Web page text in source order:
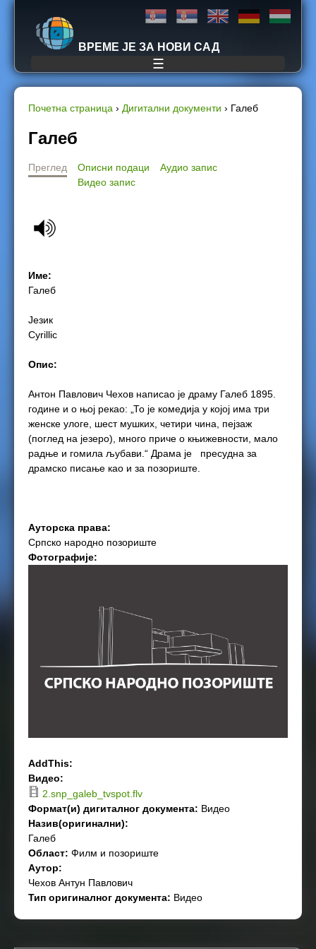
Jump to navigation
ВРЕМЕ ЈЕ ЗА НОВИ САД
☰
Y
o
e
e
r
e
Почетна страница › Дигитални документи › Галеб
Галеб
Преглед Описни подаци
Аудио запис
Видео запис
Име:
Галеб
Језик
Cyrillic
Опис:
Антон Павлович Чехов написао је драму Галеб 1895.
године и о њој рекао: „То је комедија у којој има три
женске улоге, шест мушких, четири чина, пејзаж
(поглед на језеро), много приче о књижевности, мало
радње и гомила љубави.“ Драма је пресудна за
драмско писање као и за позориште.
Ауторска права:
Српско народно позориште
Фотографије:
AddThis:
Видео:
2.snp_galeb_tvspot.flv
Формат(и) дигиталног документа: Видео
Назив(оригинални):
Галеб
Област: Филм и позориште
Аутор:
Чехов Антун Павлович
Тип оригиналног документа: Видео